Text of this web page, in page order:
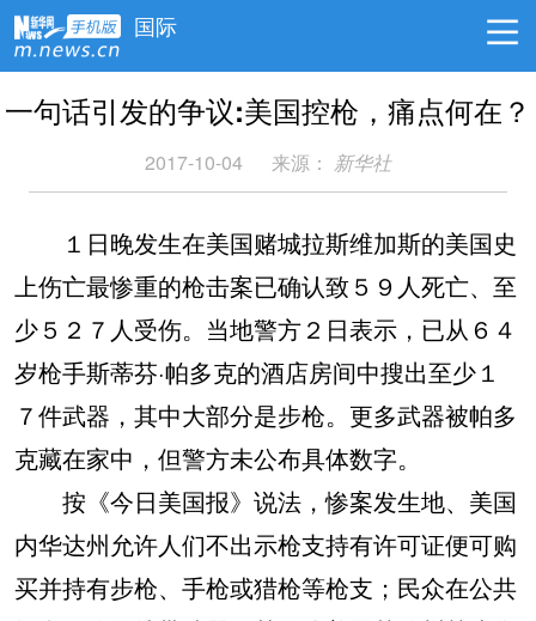
国际
一句话引发的争议:美国控枪，痛点何在？
2017-10-04 来源： 新华社
１日晚发生在美国赌城拉斯维加斯的美国史
上伤亡最惨重的枪击案已确认致５９人死亡、至
少５２７人受伤。当地警方２日表示，已从６４
岁枪手斯蒂芬·帕多克的酒店房间中搜出至少１
７件武器，其中大部分是步枪。更多武器被帕多
克藏在家中，但警方未公布具体数字。
按《今日美国报》说法，惨案发生地、美国
内华达州允许人们不出示枪支持有许可证便可购
买并持有步枪、手枪或猎枪等枪支；民众在公共